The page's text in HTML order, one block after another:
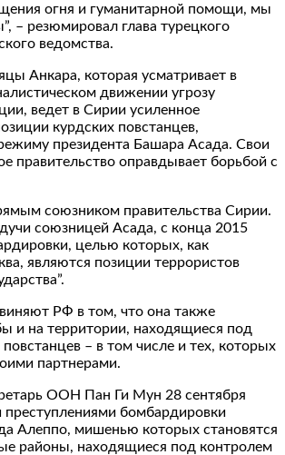
огня и гуманитарной помощи, мы
– резюмировал глава турецкого
ведомства.
Анкара, которая усматривает в
движении угрозу
ведет в Сирии усиленное
курдских повстанцев,
президента Башара Асада. Свои
правительство оправдывает борьбой с
союзником правительства Сирии.
союзницей Асада, с конца 2015
целью которых, как
являются позиции террористов
РФ в том, что она также
и на территории, находящиеся под
– в том числе и тех, которых
партнерами.
ООН Пан Ги Мун 28 сентября
преступлениями бомбардировки
Алеппо, мишенью которых становятся
районы, находящиеся под контролем